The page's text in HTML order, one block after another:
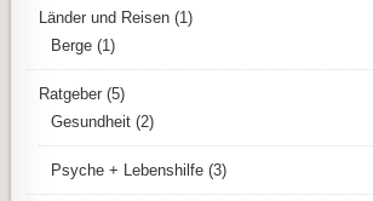
Länder und Reisen (1)
Berge (1)
Ratgeber (5)
Gesundheit (2)
Psyche + Lebenshilfe (3)